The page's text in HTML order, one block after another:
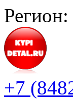
Регион:
+7